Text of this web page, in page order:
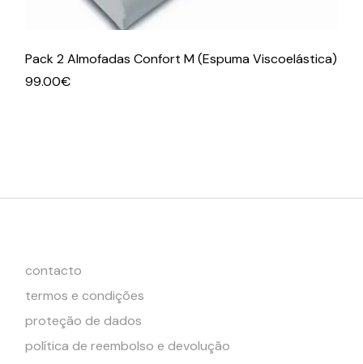
Pack 2 Almofadas Confort M (Espuma Viscoelástica)
99.00€
contacto
termos e condições
proteção de dados
política de reembolso e devolução